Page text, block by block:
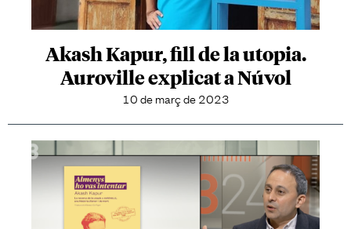
Akash Kapur, fill de la utopia.
Auroville explicat a Núvol
10 de març de 2023